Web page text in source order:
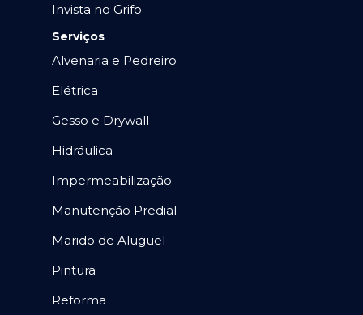
Invista no Grifo
Serviços
Alvenaria e Pedreiro
Elétrica
Gesso e Drywall
Hidráulica
Impermeabilização
Manutenção Predial
Marido de Aluguel
Pintura
Reforma